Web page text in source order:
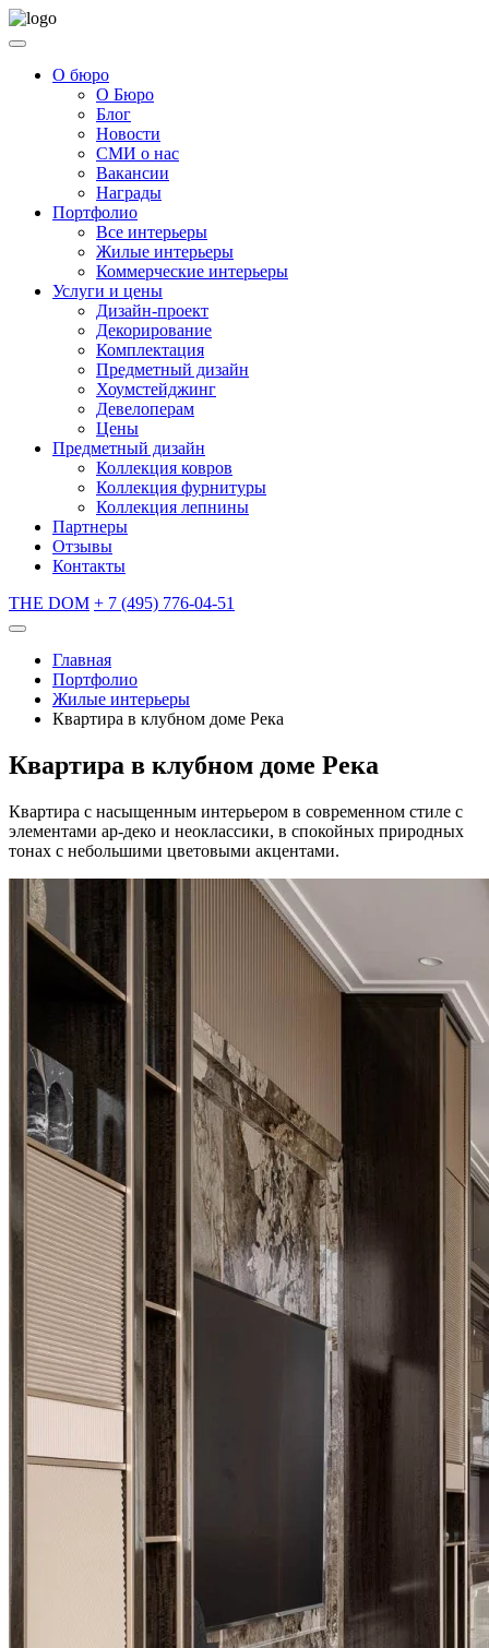
О бюро
О Бюро
Блог
Новости
СМИ о нас
Вакансии
Награды
Портфолио
Все интерьеры
Жилые интерьеры
Коммерческие интерьеры
Услуги и цены
Дизайн-проект
Декорирование
Комплектация
Предметный дизайн
Хоумстейджинг
Девелоперам
Цены
Предметный дизайн
Коллекция ковров
Коллекция фурнитуры
Коллекция лепнины
Партнеры
Отзывы
Контакты
THE DOM + 7 (495) 776-04-51
Главная
Портфолио
Жилые интерьеры
Квартира в клубном доме Река
Квартира в клубном доме Река
Квартира с насыщенным интерьером в современном стиле с
элементами ар-деко и неоклассики, в спокойных природных
тонах с небольшими цветовыми акцентами.